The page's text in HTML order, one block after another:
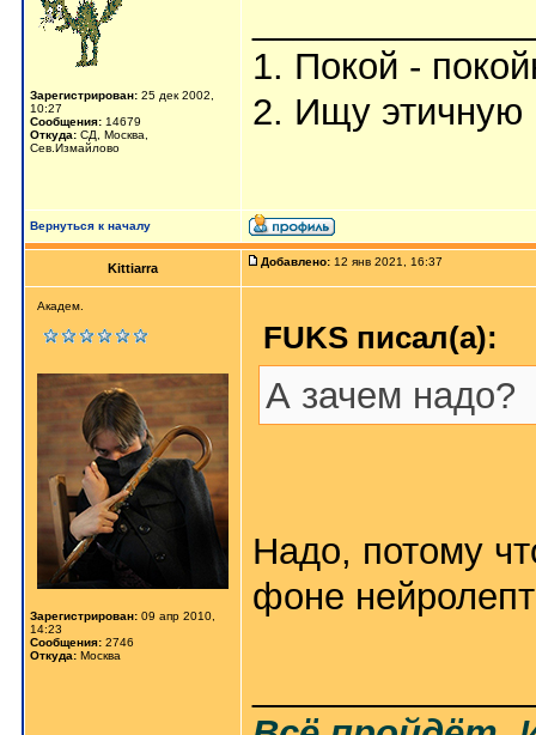
Зарегистрирован: 25 дек 2002,
10:27
Сообщения: 14679
Откуда: СД, Москва,
Сев.Измайлово
1. Покой -
2. Ищу этичную
Вернуться к началу
Kittiarra Добавлено: 12 янв 2021, 16:37
Академ.
Зарегистрирован: 09 апр 2010,
14:23
Сообщения: 2746
Откуда: Москва
FUKS писал(а):
А зачем надо?
Надо, потому
фоне